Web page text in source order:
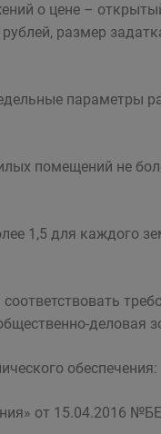
о цене –
размер
параметры
помещений не
1,5 для каждого
деловая
обеспечения:
от 15.04.2016